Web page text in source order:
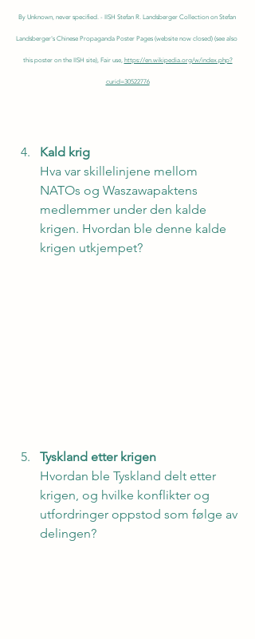
By Unknown, never specified. - IISH Stefan R. Landsberger Collection on Stefan
Landsberger's Chinese Propaganda Poster Pages (website now closed) (see also
this poster on the IISH site), Fair use, https://en.wikipedia.org/w/index.php?
curid=30522776
Kald krig
Hva var skillelinjene mellom
NATOs og Waszawapaktens
medlemmer under den kalde
krigen. Hvordan ble denne kalde
krigen utkjempet?
Tyskland etter krigen
Hvordan ble Tyskland delt etter
krigen, og hvilke konflikter og
utfordringer oppstod som følge av
delingen?